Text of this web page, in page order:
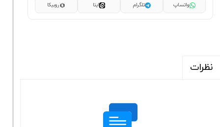
واتساپ تلگرام ایتا روبیکا
نظرات